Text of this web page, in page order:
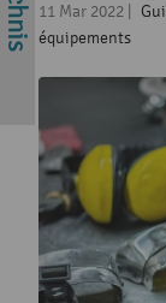
11 Mar 2022
équipements